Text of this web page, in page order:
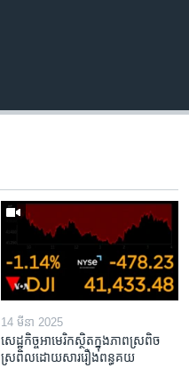
14 មីនា 2025
សេដ្ឋកិច្ច​អាមេរិក​ស្ថិត​ក្នុង​ភាពស្រពិច
ស្រពិល​ដោយសារ​រឿង​ពន្ធគយ